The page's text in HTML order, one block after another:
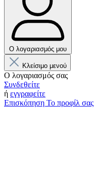
Ο λογαριασμός μου
Κλείσιμο μενού
Ο λογαριασμός σας
Συνδεθείτε
ή εγγραφείτε
Επισκόπηση Το προφίλ σας